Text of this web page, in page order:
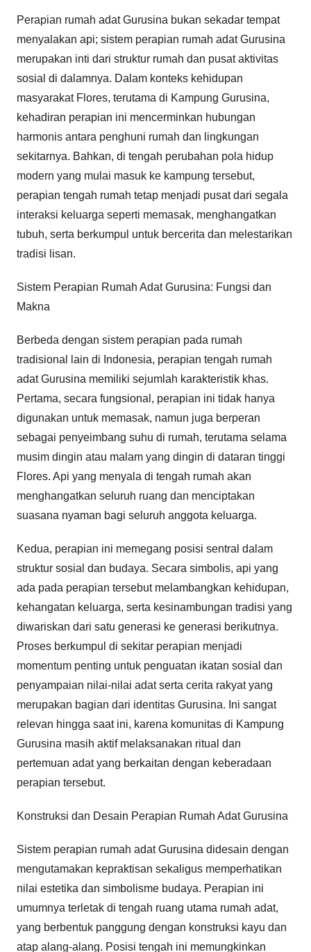
Perapian rumah adat Gurusina bukan sekadar tempat
menyalakan api; sistem perapian rumah adat Gurusina
merupakan inti dari struktur rumah dan pusat aktivitas
sosial di dalamnya. Dalam konteks kehidupan
masyarakat Flores, terutama di Kampung Gurusina,
kehadiran perapian ini mencerminkan hubungan
harmonis antara penghuni rumah dan lingkungan
sekitarnya. Bahkan, di tengah perubahan pola hidup
modern yang mulai masuk ke kampung tersebut,
perapian tengah rumah tetap menjadi pusat dari segala
interaksi keluarga seperti memasak, menghangatkan
tubuh, serta berkumpul untuk bercerita dan melestarikan
tradisi lisan.
Sistem Perapian Rumah Adat Gurusina: Fungsi dan
Makna
Berbeda dengan sistem perapian pada rumah
tradisional lain di Indonesia, perapian tengah rumah
adat Gurusina memiliki sejumlah karakteristik khas.
Pertama, secara fungsional, perapian ini tidak hanya
digunakan untuk memasak, namun juga berperan
sebagai penyeimbang suhu di rumah, terutama selama
musim dingin atau malam yang dingin di dataran tinggi
Flores. Api yang menyala di tengah rumah akan
menghangatkan seluruh ruang dan menciptakan
suasana nyaman bagi seluruh anggota keluarga.
Kedua, perapian ini memegang posisi sentral dalam
struktur sosial dan budaya. Secara simbolis, api yang
ada pada perapian tersebut melambangkan kehidupan,
kehangatan keluarga, serta kesinambungan tradisi yang
diwariskan dari satu generasi ke generasi berikutnya.
Proses berkumpul di sekitar perapian menjadi
momentum penting untuk penguatan ikatan sosial dan
penyampaian nilai-nilai adat serta cerita rakyat yang
merupakan bagian dari identitas Gurusina. Ini sangat
relevan hingga saat ini, karena komunitas di Kampung
Gurusina masih aktif melaksanakan ritual dan
pertemuan adat yang berkaitan dengan keberadaan
perapian tersebut.
Konstruksi dan Desain Perapian Rumah Adat Gurusina
Sistem perapian rumah adat Gurusina didesain dengan
mengutamakan kepraktisan sekaligus memperhatikan
nilai estetika dan simbolisme budaya. Perapian ini
umumnya terletak di tengah ruang utama rumah adat,
yang berbentuk panggung dengan konstruksi kayu dan
atap alang-alang. Posisi tengah ini memungkinkan